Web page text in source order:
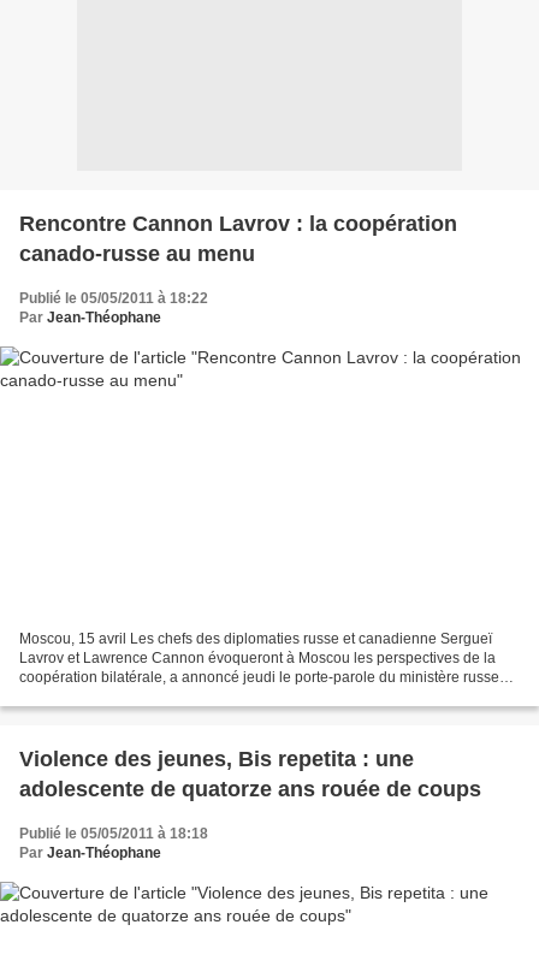
Rencontre Cannon Lavrov : la coopération
canado-russe au menu
Publié le 05/05/2011 à 18:22
Par Jean-Théophane
Moscou, 15 avril Les chefs des diplomaties russe et canadienne Sergueï
Lavrov et Lawrence Cannon évoqueront à Moscou les perspectives de la
coopération bilatérale, a annoncé jeudi le porte-parole du ministère russe
Violence des jeunes, Bis repetita : une
adolescente de quatorze ans rouée de coups
Publié le 05/05/2011 à 18:18
Par Jean-Théophane